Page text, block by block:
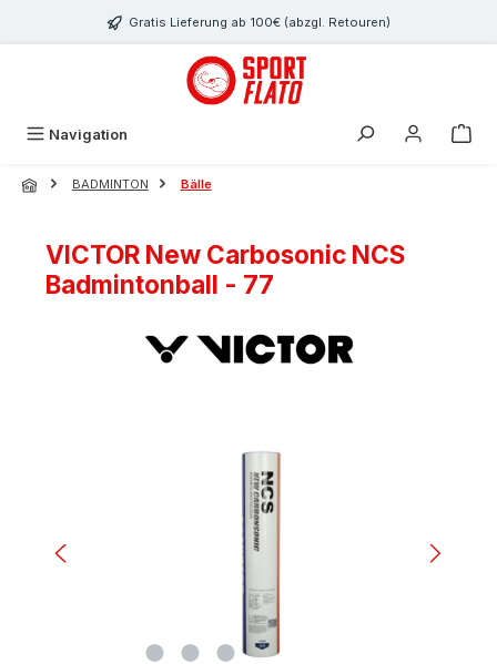
Zum Hauptinhalt springenGratis Lieferung ab 100€ (abzgl. Retouren)
Navigation
BADMINTON Bälle
VICTOR New Carbosonic NCS
Badmintonball - 77